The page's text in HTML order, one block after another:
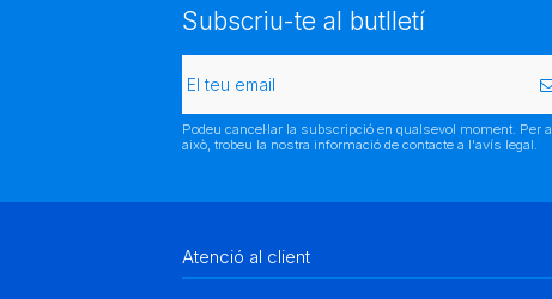
Subscriu-te al butlletí
Podeu cancel·lar la subscripció en qualsevol moment. Per a
això, trobeu la nostra informació de contacte a l'avís legal.
Atenció al client